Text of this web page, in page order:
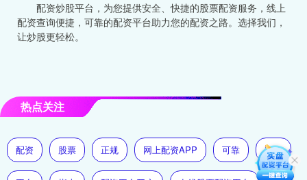
配资炒股平台，为您提供安全、快捷的股票配资服务，线上
配资查询便捷，可靠的配资平台助力您的配资之路。选择我们，
让炒股更轻松。
热点关注
配资 股票 正规 网上配资APP 可靠 安全